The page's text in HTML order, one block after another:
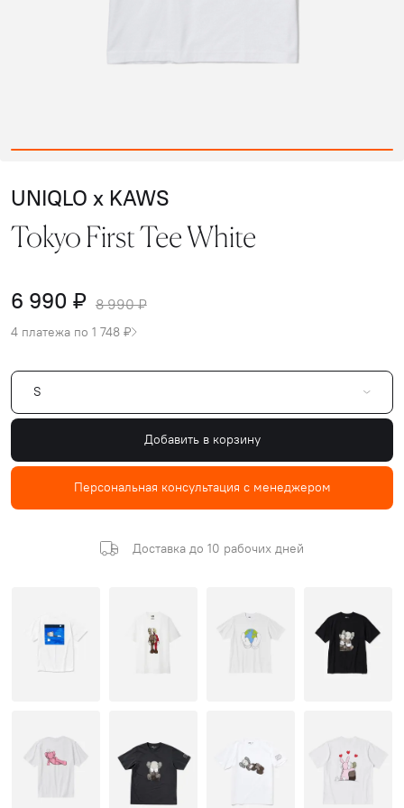
UNIQLO x KAWS
Tokyo First Tee White
6 990 ₽ 8 990 ₽
4 платежа по 1 748 ₽
S
Добавить в корзину
Персональная консультация с менеджером
Доставка до 10 рабочих дней